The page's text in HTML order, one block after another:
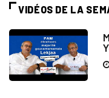
VIDÉOS DE LA